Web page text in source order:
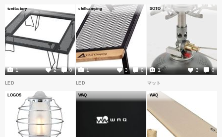
tentfactory
2 0
1
chillcamping
3 0
1
SOTO
3 0
1
LED
LOGOS
LED
WAQ
マット
WAQ